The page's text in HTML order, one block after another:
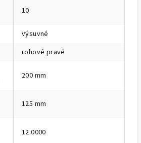
10
výsuvné
rohové pravé
200 mm
125 mm
12.0000